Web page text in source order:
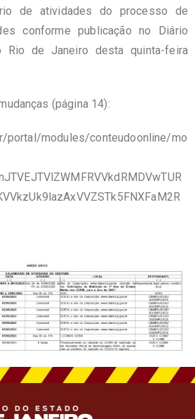
de atividades do processo de
conforme publicação no Diário
de Janeiro desta quinta-feira
(página 14):
portal/modules/conteudoonline/mo